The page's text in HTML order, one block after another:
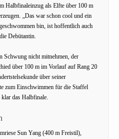
Halbfinaleinzug als Elfte über 100 m
„Das war schon cool und ein
bin, ist hoffentlich auch
Debütantin.
Schwung nicht mitnehmen, der
über 100 m im Vorlauf auf Rang 20
über seiner
zum Einschwimmen für die Staffel
das Halbfinale.
Sun Yang (400 m Freistil),